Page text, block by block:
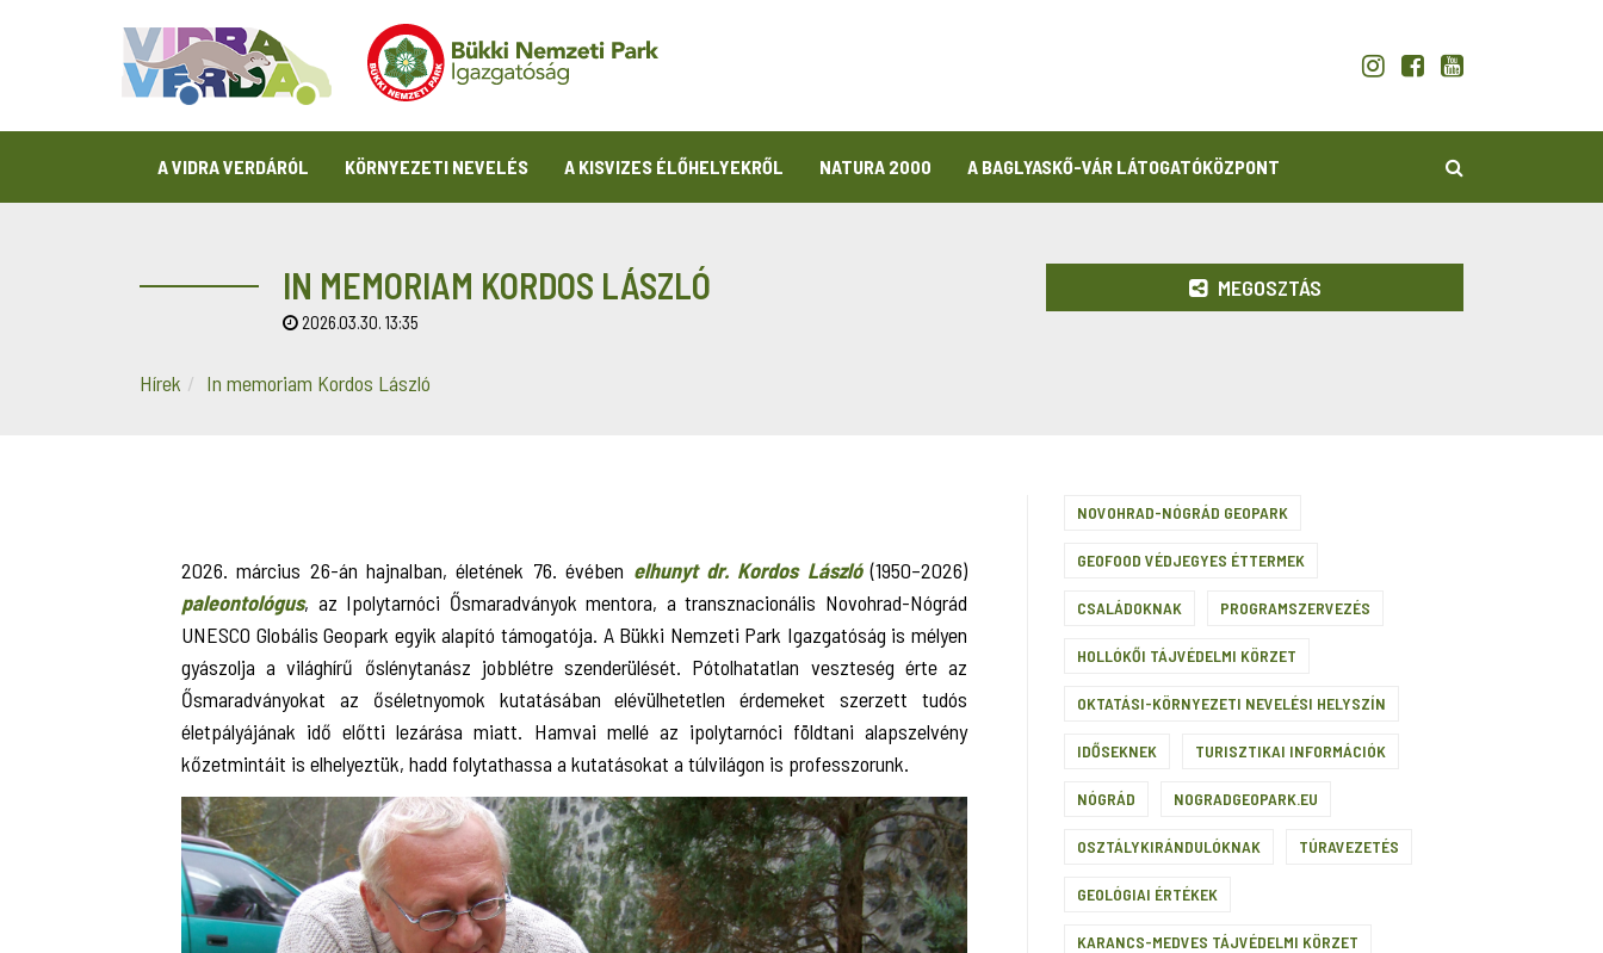
A VIDRA VERDÁRÓL KÖRNYEZETI NEVELÉS A KISVIZES ÉLŐHELYEKRŐL NATURA 2000 A BAGLYASKŐ-VÁR LÁTOGATÓKÖZPONT
IN MEMORIAM KORDOS LÁSZLÓ
2026.03.30. 13:35
Hírek In memoriam Kordos László
MEGOSZTÁS
2026. március 26-án hajnalban, életének 76. évében elhunyt dr. Kordos László(1950–2026)
paleontológus, az Ipolytarnóci Ősmaradványok mentora, a transznacionális Novohrad-Nógrád
UNESCO Globális Geopark egyik alapító támogatója. A Bükki Nemzeti Park Igazgatóság is mélyen
gyászolja a világhírű őslénytanász jobblétre szenderülését. Pótolhatatlan veszteség érte az
Ősmaradványokat az őséletnyomok kutatásában elévülhetetlen érdemeket szerzett tudós
életpályájának idő előtti lezárása miatt. Hamvai mellé az ipolytarnóci földtani alapszelvény
kőzetmintáit is elhelyeztük, hadd folytathassa a kutatásokat a túlvilágon is professzorunk.
NOVOHRAD-NÓGRÁD GEOPARK
GEOFOOD VÉDJEGYES ÉTTERMEK
CSALÁDOKNAK PROGRAMSZERVEZÉS
HOLLÓKŐI TÁJVÉDELMI KÖRZET
OKTATÁSI-KÖRNYEZETI NEVELÉSI HELYSZÍN
IDŐSEKNEK TURISZTIKAI INFORMÁCIÓK
NÓGRÁD NOGRADGEOPARK.EU
OSZTÁLYKIRÁNDULÓKNAK TÚRAVEZETÉS
GEOLÓGIAI ÉRTÉKEK
KARANCS-MEDVES TÁJVÉDELMI KÖRZET